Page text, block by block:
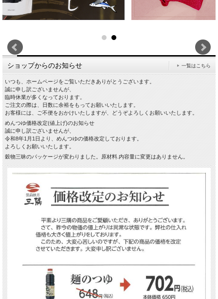
ショップからのお知らせ 一覧はこちら
いつも、ホームページをご覧いただきありがとうございます。
誠に申し訳ございませんが、
臨時休業が多くなっております。
ご注文の際は、日数に余裕をもってお願いいたします。
お客様には、ご不便をおかけいたしますが、どうぞよろしくお願いいたします。
めんつゆ価格改定(値上げ)のお知らせ
誠に申し訳ございませんが、
令和8年1月1日より、めんつゆの価格改定しております。
よろしくお願いいたします。
穀物三昧のパッケージが変わりました。原材料.内容量に変更はありません。